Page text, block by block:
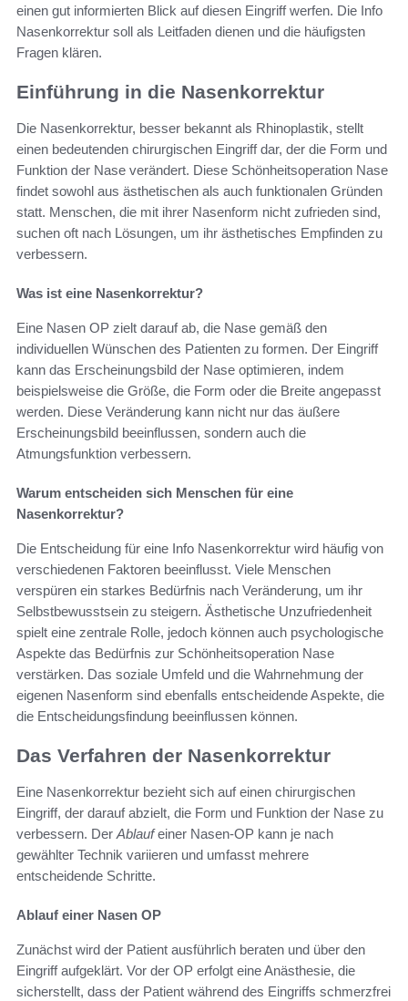
einen gut informierten Blick auf diesen Eingriff werfen. Die Info
Nasenkorrektur soll als Leitfaden dienen und die häufigsten
Fragen klären.
Einführung in die Nasenkorrektur
Die Nasenkorrektur, besser bekannt als Rhinoplastik, stellt
einen bedeutenden chirurgischen Eingriff dar, der die Form und
Funktion der Nase verändert. Diese Schönheitsoperation Nase
findet sowohl aus ästhetischen als auch funktionalen Gründen
statt. Menschen, die mit ihrer Nasenform nicht zufrieden sind,
suchen oft nach Lösungen, um ihr ästhetisches Empfinden zu
verbessern.
Was ist eine Nasenkorrektur?
Eine Nasen OP zielt darauf ab, die Nase gemäß den
individuellen Wünschen des Patienten zu formen. Der Eingriff
kann das Erscheinungsbild der Nase optimieren, indem
beispielsweise die Größe, die Form oder die Breite angepasst
werden. Diese Veränderung kann nicht nur das äußere
Erscheinungsbild beeinflussen, sondern auch die
Atmungsfunktion verbessern.
Warum entscheiden sich Menschen für eine
Nasenkorrektur?
Die Entscheidung für eine Info Nasenkorrektur wird häufig von
verschiedenen Faktoren beeinflusst. Viele Menschen
verspüren ein starkes Bedürfnis nach Veränderung, um ihr
Selbstbewusstsein zu steigern. Ästhetische Unzufriedenheit
spielt eine zentrale Rolle, jedoch können auch psychologische
Aspekte das Bedürfnis zur Schönheitsoperation Nase
verstärken. Das soziale Umfeld und die Wahrnehmung der
eigenen Nasenform sind ebenfalls entscheidende Aspekte, die
die Entscheidungsfindung beeinflussen können.
Das Verfahren der Nasenkorrektur
Eine Nasenkorrektur bezieht sich auf einen chirurgischen
Eingriff, der darauf abzielt, die Form und Funktion der Nase zu
verbessern. Der Ablaufeiner Nasen-OP kann je nach
gewählter Technik variieren und umfasst mehrere
entscheidende Schritte.
Ablauf einer Nasen OP
Zunächst wird der Patient ausführlich beraten und über den
Eingriff aufgeklärt. Vor der OP erfolgt eine Anästhesie, die
sicherstellt, dass der Patient während des Eingriffs schmerzfrei